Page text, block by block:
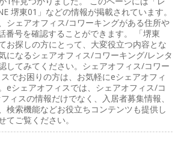
堺東01」などの情報が掲載されています。
シェアオフィス/コワーキングがある住所や
番号を確認することができます。 「堺東
お探しの方にとって、大変役立つ内容とな
になるシェアオフィス/コワーキング/レンタ
してみてください。シェアオフィス/コワー
でお困りの方は、お気軽にeシェアオフィ
eシェアオフィスでは、シェアオフィス/コ
ィスの情報だけでなく、入居者募集情報、
検索機能などお役立ちコンテンツも提供し
てご覧ください。